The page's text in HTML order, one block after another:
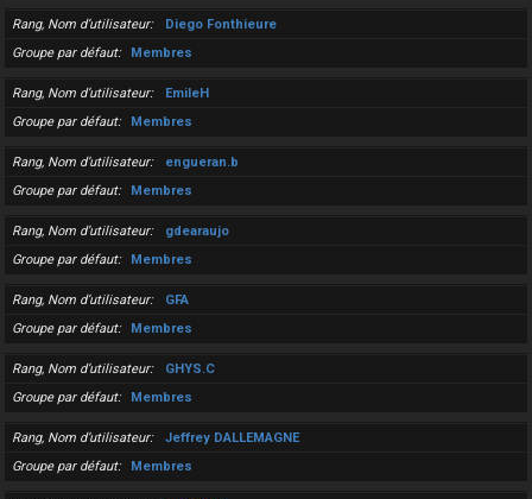
Rang, Nom d’utilisateur
Diego Fonthieure
Groupe par défaut
Membres
Rang, Nom d’utilisateur
EmileH
Groupe par défaut
Membres
Rang, Nom d’utilisateur
engueran.b
Groupe par défaut
Membres
Rang, Nom d’utilisateur
gdearaujo
Groupe par défaut
Membres
Rang, Nom d’utilisateur
GFA
Groupe par défaut
Membres
Rang, Nom d’utilisateur
GHYS.C
Groupe par défaut
Membres
Rang, Nom d’utilisateur
Jeffrey DALLEMAGNE
Groupe par défaut
Membres